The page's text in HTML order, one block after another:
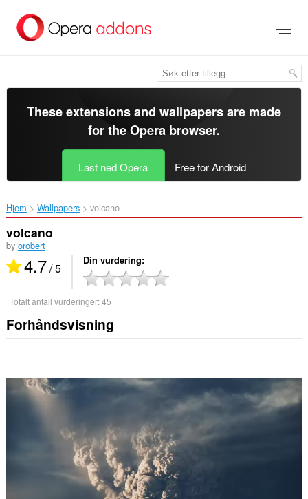
direkte
These extensions and wallpapers are made
for theOpera browser.
Last ned Opera Free for Android
Hjem Wallpapers volcano‎
volcano
by orobert
4.7/ 5 Din vurdering
Totalt antall vurderinger:45
Forhåndsvisning